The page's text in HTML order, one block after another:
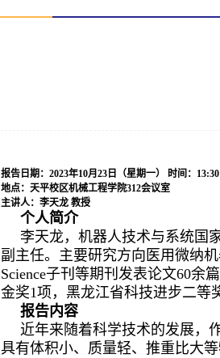
报告日期： 2023年10月23日（星期一）
时间：13:30
地点：天平校区机械工程学院312会议室
主讲人：李天龙 教授
个人简介
李天龙，机器人技术与系统国
副主任。主要研究方向医用微纳
Science子刊等期刊发表论文60余
金奖1项，黑龙江省科技进步二等
报告内容
近年来随着科学技术的发展，
具有体积小、质量轻、推重比大